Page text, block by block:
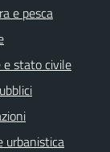
e pesca
e stato civile
urbanistica